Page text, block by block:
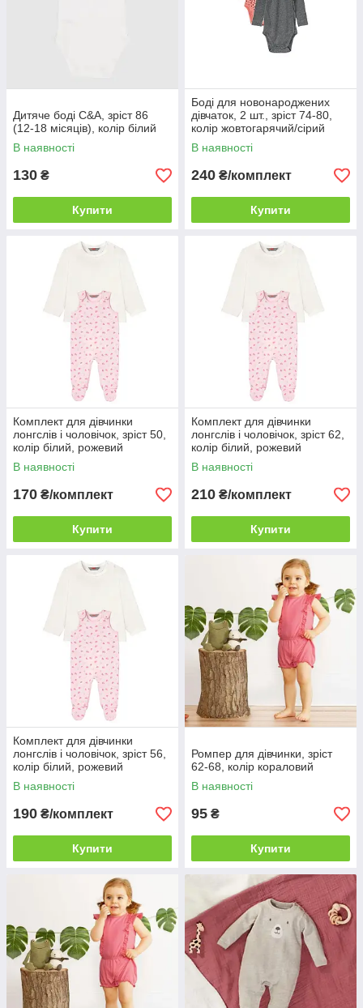
Дитяче боді C&A, зріст 86
(12-18 місяців), колір білий
В наявності
130 ₴
Купити
Боді для новонароджених
дівчаток, 2 шт., зріст 74-80,
колір жовтогарячий/сірий
В наявності
240 ₴/комплект
Купити
Комплект для дівчинки
лонгслів і чоловічок, зріст 50,
колір білий, рожевий
В наявності
170 ₴/комплект
Купити
Комплект для дівчинки
лонгслів і чоловічок, зріст 62,
колір білий, рожевий
В наявності
210 ₴/комплект
Купити
Комплект для дівчинки
лонгслів і чоловічок, зріст 56,
колір білий, рожевий
В наявності
190 ₴/комплект
Купити
Ромпер для дівчинки, зріст
62-68, колір кораловий
В наявності
95 ₴
Купити